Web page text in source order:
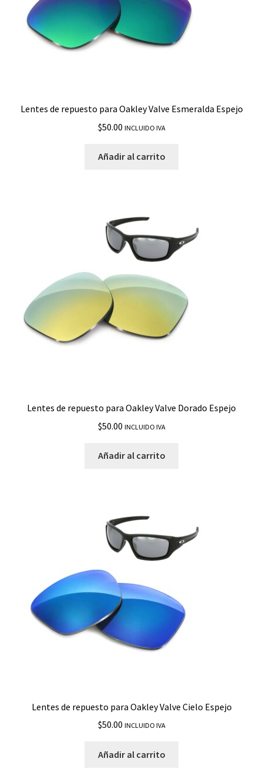
Lentes de repuesto para Oakley Valve Esmeralda Espejo
$50.00 INCLUIDO IVA
Añadir al carrito
Lentes de repuesto para Oakley Valve Dorado Espejo
$50.00 INCLUIDO IVA
Añadir al carrito
Lentes de repuesto para Oakley Valve Cielo Espejo
$50.00 INCLUIDO IVA
Añadir al carrito